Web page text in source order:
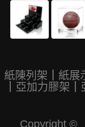
紙陳列架 紙展
亞加力膠架
Copyright ©